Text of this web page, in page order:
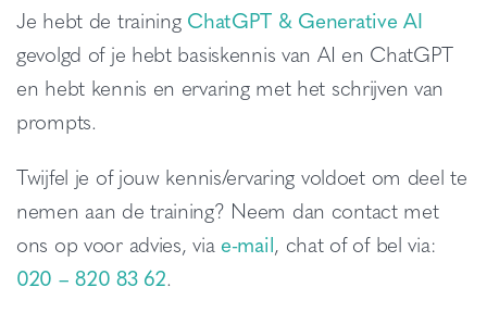
Je hebt de training ChatGPT & Generative AI
gevolgd of je hebt basiskennis van AI en ChatGPT
en hebt kennis en ervaring met het schrijven van
prompts.
Twijfel je of jouw kennis/ervaring voldoet om deel te
nemen aan de training? Neem dan contact met
ons op voor advies, via e-mail, chat of of bel via:
020 – 820 83 62.